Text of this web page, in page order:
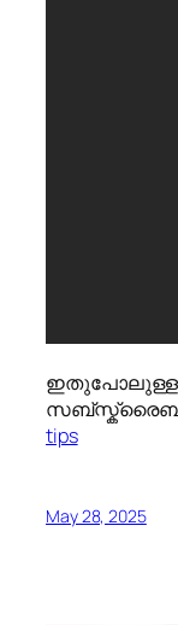
ഇതുപോലുള്ള
tips
May 28, 2025